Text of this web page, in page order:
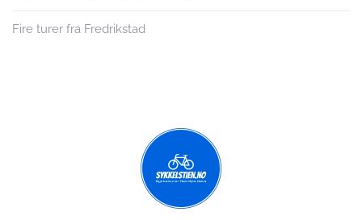
Fire turer fra Fredrikstad